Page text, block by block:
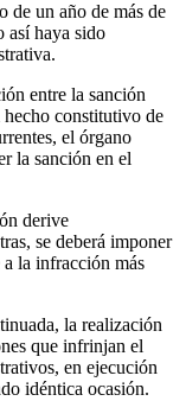
de un año de más de
así haya sido
entre la sanción
hecho constitutivo de
el órgano
la sanción en el
derive
se deberá imponer
la infracción más
la realización
que infrinjan el
en ejecución
idéntica ocasión.